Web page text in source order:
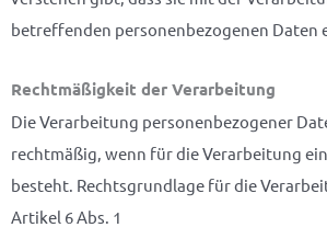
betreffenden personenbezogenen Daten
Rechtmäßigkeit der Verarbeitung
Die Verarbeitung personenbezogener
rechtmäßig, wenn für die Verarbeitung
besteht. Rechtsgrundlage für die
Artikel 6 Abs. 1